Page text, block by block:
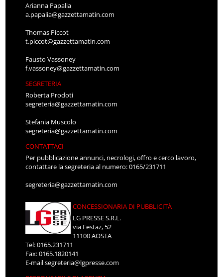
Arianna Papalia
a.papalia@gazzettamatin.com
Thomas Piccot
t.piccot@gazzettamatin.com
Fausto Vassoney
f.vassoney@gazzettamatin.com
SEGRETERIA
Roberta Prodoti
segreteria@gazzettamatin.com
Stefania Muscolo
segreteria@gazzettamatin.com
CONTATTACI
Per pubblicazione annunci, necrologi, offro e cerco lavoro,
contattare la segreteria al numero: 0165/231711
segreteria@gazzettamatin.com
CONCESSIONARIA DI PUBBLICITÀ
LG PRESSE S.R.L.
via Festaz, 52
11100 AOSTA
Tel: 0165.231711
Fax: 0165.1820141
E-mailsegreteria@lgpresse.com